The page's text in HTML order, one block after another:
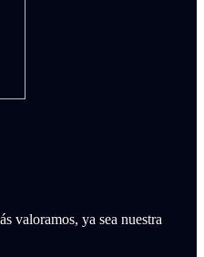
valoramos, ya sea nuestra